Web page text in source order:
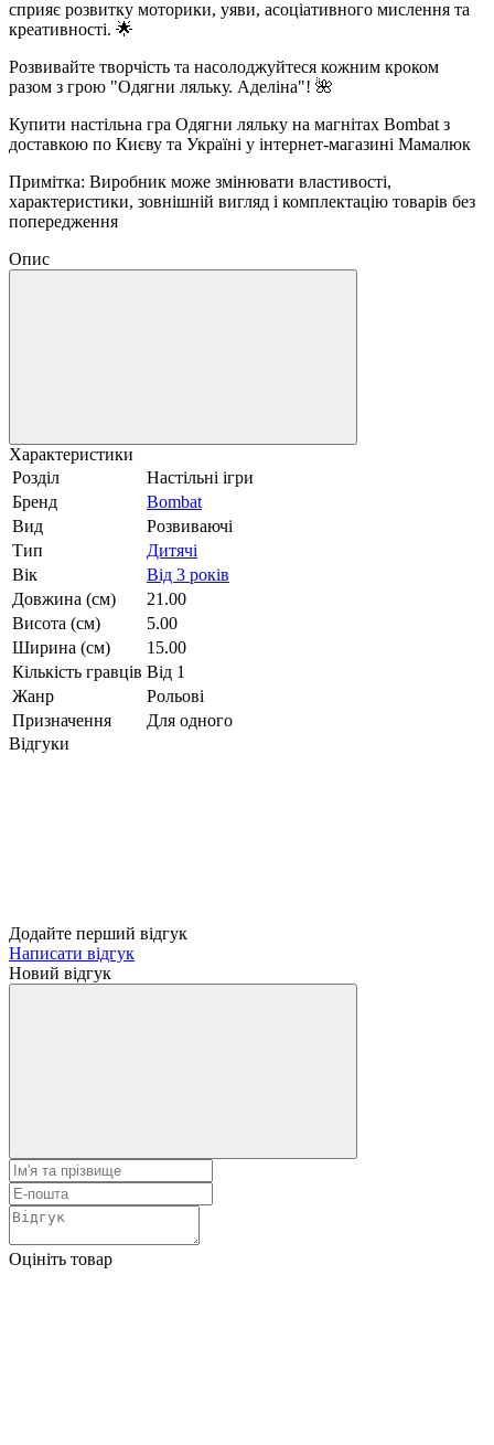
сприяє розвитку моторики, уяви, асоціативного мислення та
креативності. 🌟
Розвивайте творчість та насолоджуйтеся кожним кроком
разом з грою "Одягни ляльку. Аделіна"! 🌺
Купити настільна гра Одягни ляльку на магнітах Bombat з
доставкою по Києву та Україні у інтернет-магазині Мамалюк
Примітка: Виробник може змінювати властивості,
характеристики, зовнішній вигляд і комплектацію товарів без
попередження
Опис
Характеристики
Розділ
Настільні ігри
Бренд
Bombat
Вид
Розвиваючі
Тип
Дитячі
Вік
Від 3 років
Довжина (см)
21.00
Висота (см)
5.00
Ширина (см)
15.00
Кількість гравців Від 1
Жанр
Рольові
Призначення
Для одного
Відгуки
Додайте перший відгук
Написати відгук
Новий відгук
Оцініть товар